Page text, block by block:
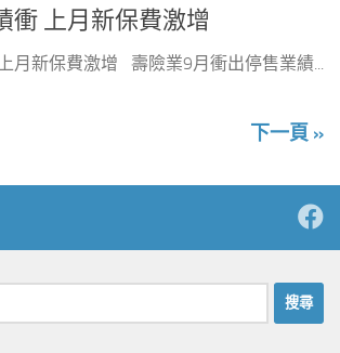
衝 上月新保費激增
月新保費激增 壽險業9月衝出停售業績...
下一頁 »